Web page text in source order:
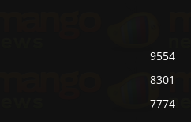
9554
8301
7774